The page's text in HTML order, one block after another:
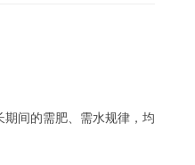
间的需肥、需水规律，均衡供...